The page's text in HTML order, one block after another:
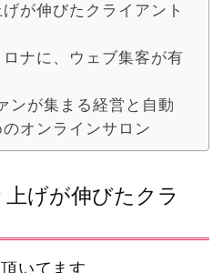
が伸びたクライアント
ナに、ウェブ集客が有
ンが集まる経営と自動
オンラインサロン
げが伸びたクラ
いてます